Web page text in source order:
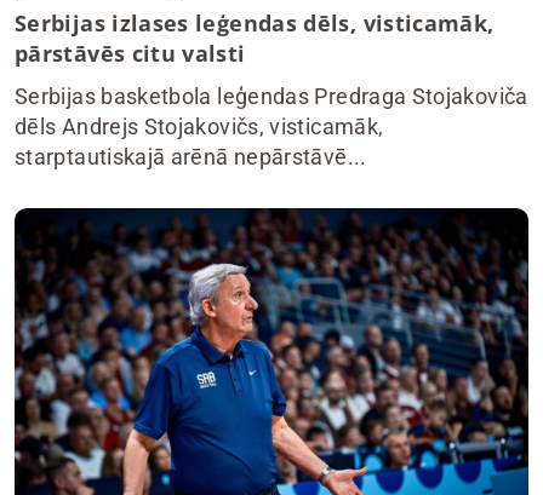
Serbijas izlases leģendas dēls, visticamāk,
pārstāvēs citu valsti
Serbijas basketbola leģendas Predraga Stojakoviča
dēls Andrejs Stojakovičs, visticamāk,
starptautiskajā arēnā nepārstāvē...